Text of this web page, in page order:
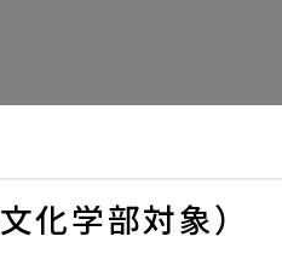
化学部対象）